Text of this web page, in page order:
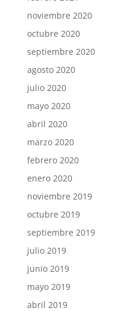
noviembre 2020
octubre 2020
septiembre 2020
agosto 2020
julio 2020
mayo 2020
abril 2020
marzo 2020
febrero 2020
enero 2020
noviembre 2019
octubre 2019
septiembre 2019
julio 2019
junio 2019
mayo 2019
abril 2019